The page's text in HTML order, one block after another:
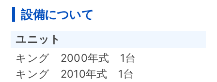
設備について
ユニット
キング 2000年式 1台
キング 2010年式 1台